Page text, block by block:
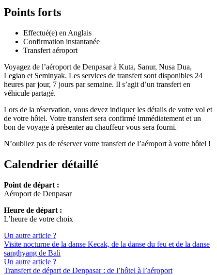
Points forts
Effectué(e) en Anglais
Confirmation instantanée
Transfert aéroport
Voyagez de l’aéroport de Denpasar à Kuta, Sanur, Nusa Dua,
Legian et Seminyak. Les services de transfert sont disponibles 24
heures par jour, 7 jours par semaine. Il s’agit d’un transfert en
véhicule partagé.
Lors de la réservation, vous devez indiquer les détails de votre vol et
de votre hôtel. Votre transfert sera confirmé immédiatement et un
bon de voyage à présenter au chauffeur vous sera fourni.
N’oubliez pas de réserver votre transfert de l’aéroport à votre hôtel !
Calendrier détaillé
Point de départ :
Aéroport de Denpasar
Heure de départ :
L’heure de votre choix
Un autre article ?
Visite nocturne de la danse Kecak, de la danse du feu et de la danse
sanghyang de Bali
Un autre article ?
Transfert de départ de Denpasar : de l’hôtel à l’aéroport